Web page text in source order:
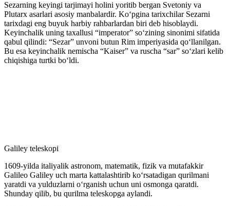
Sezarning keyingi tarjimayi holini yoritib bergan Svetoniy va
Plutarx asarlari asosiy manbalardir. Koʻpgina tarixchilar Sezarni
tarixdagi eng buyuk harbiy rahbarlardan biri deb hisoblaydi.
Keyinchalik uning taxallusi “imperator” soʻzining sinonimi sifatida
qabul qilindi: “Sezar” unvoni butun Rim imperiyasida qoʻllanilgan.
Bu esa keyinchalik nemischa “Kaiser” va ruscha “sar” soʻzlari kelib
chiqishiga turtki boʻldi.
Galiley teleskopi
1609-yilda italiyalik astronom, matematik, fizik va mutafakkir
Galileo Galiley uch marta kattalashtirib koʻrsatadigan qurilmani
yaratdi va yulduzlarni oʻrganish uchun uni osmonga qaratdi.
Shunday qilib, bu qurilma teleskopga aylandi.